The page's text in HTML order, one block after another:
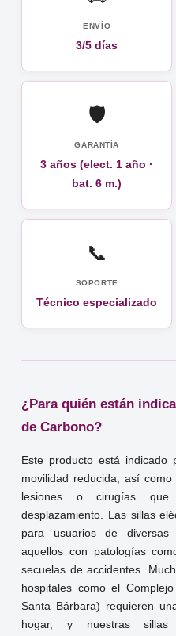
ENVÍO
3/5 días
🛡️
GARANTÍA
3 años (elect. 1 año ·
bat. 6 m.)
📞
SOPORTE
Técnico especializado
¿Para quién están
de Carbono?
Este producto está indicado
movilidad reducida, así
lesiones o cirugías
desplazamiento. Las sillas
para usuarios de diversas
aquellos con patologías
secuelas de accidentes.
hospitales como el
Santa Bárbara) requieren
hogar, y nuestras